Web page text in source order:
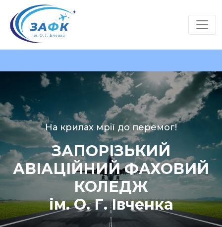
На крилах мрії до перемог!
ЗАПОРІЗЬКИЙ
АВІАЦІЙНИЙ ФАХОВИЙ
КОЛЕДЖ
ім. О. Г. Івченка